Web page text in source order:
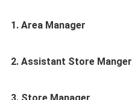
1. Area Manager
2. Assistant Store Manger